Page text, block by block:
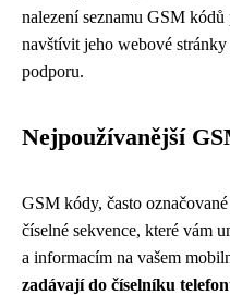
nalezení seznamu GSM kódů
navštívit jeho webové
podporu.
Nejpoužívanější
GSM kódy, často
číselné sekvence, které vám
a informacím na vašem
zadávají do číselníku